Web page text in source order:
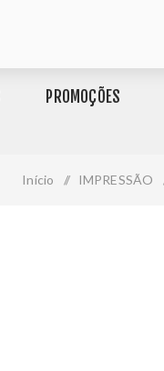
PROMOÇÕES
Início / IMPRESSÃO